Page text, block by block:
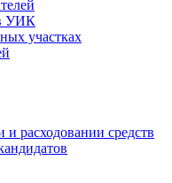
УИК
участках
расходовании средств